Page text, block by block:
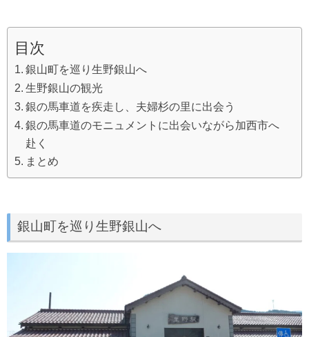
目次
銀山町を巡り生野銀山へ
生野銀山の観光
銀の馬車道を疾走し、夫婦杉の里に出会う
銀の馬車道のモニュメントに出会いながら加西市へ
赴く
まとめ
銀山町を巡り生野銀山へ